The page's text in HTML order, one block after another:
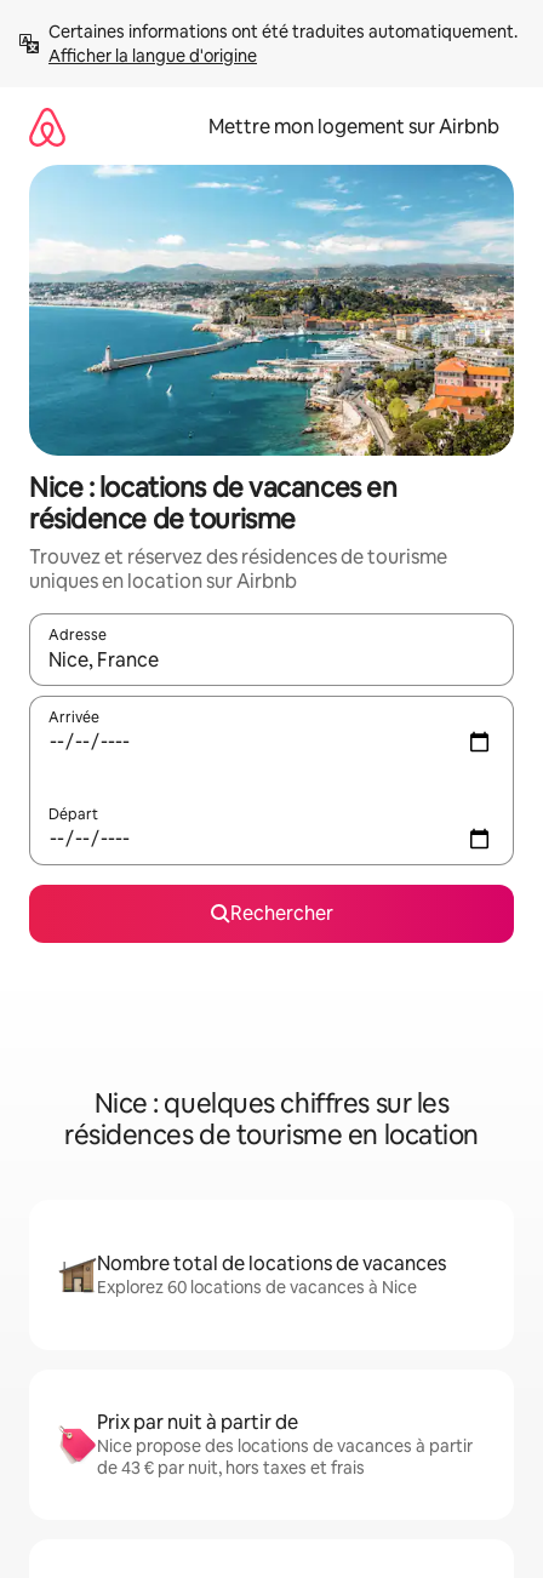
directement
Afficher la langue d'origine
Mettre mon logement sur Airbnb
Nice : locations de vacances en
résidence de tourisme
Trouvez et réservez des résidences de tourisme
uniques en location sur Airbnb
Adresse
Lorsque les résultats s'affichent, utilisez les flèches vers le
Arrivée
Départ
Rechercher
Nice : quelques chiffres sur les
résidences de tourisme en location
Nombre total de locations de vacances
Explorez 60 locations de vacances à Nice
Prix par nuit à partir de
Nice propose des locations de vacances à partir
de 43 € par nuit, hors taxes et frais